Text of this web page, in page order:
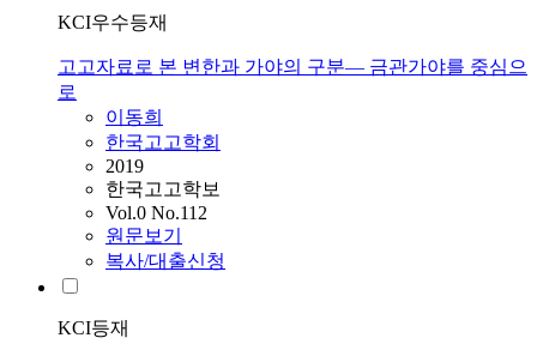
KCI우수등재
고고자료로 본 변한과 가야의 구분— 금관가야를 중심으
로
이동희
한국고고학회
2019
한국고고학보
Vol.0 No.112
원문보기
복사/대출신청
KCI등재